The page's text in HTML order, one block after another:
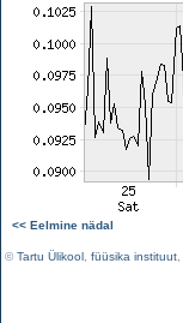
<< Eelmine nädal
©Tartu Ülikool füüsika instituut